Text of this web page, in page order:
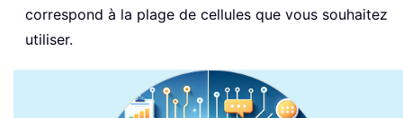
correspond à la plage de cellules que vous souhaitez
utiliser.